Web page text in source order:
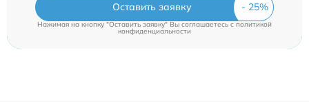
Оставить заявку
Нажимая на кнопку "Оставить заявку" Вы соглашаетесь c политикой
конфиденциальности